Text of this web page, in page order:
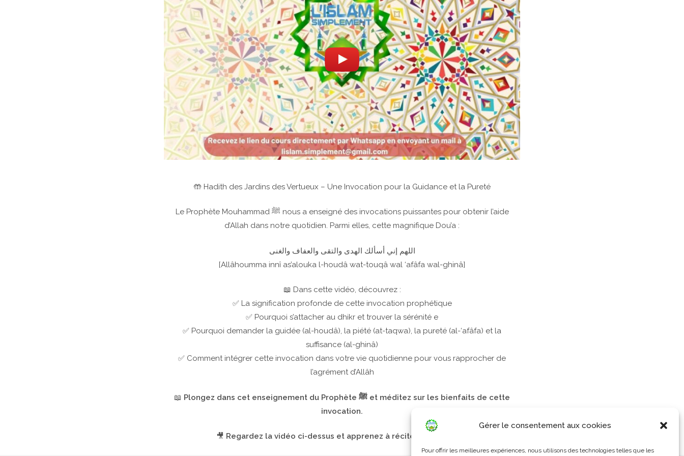
Gérer le consentement aux cookies
Pour offrir les meilleures expériences, nous utilisons des technologies telles que les
🤲 Hadith des Jardins des Vertueux – Une Invocation pour la Guidance et la Pureté
Le Prophète Mouhammad ﷺ nous a enseigné des invocations puissantes pour obtenir l’aide
d’Allah dans notre quotidien. Parmi elles, cette magnifique Dou’a :
اللهم إني أسألك الهدى والتقى والعفاف والغنى
[Allâhoumma innî as’alouka l-houdâ wat-touqâ wal ‘afâfa wal-ghinâ]
📖 Dans cette vidéo, découvrez :
✅ La signification profonde de cette invocation prophétique
✅ Pourquoi s’attacher au dhikr et trouver la sérénité e
✅ Pourquoi demander la guidée (al-houdâ), la piété (at-taqwa), la pureté (al-‘afâfa) et la
suffisance (al-ghinâ)
✅ Comment intégrer cette invocation dans votre vie quotidienne pour vous rapprocher de
l’agrément d’Allâh
📖 Plongez dans cet enseignement du Prophète ﷺ et méditez sur les bienfaits de cette
invocation.
🎥 Regardez la vidéo ci-dessus et apprenez à réciter cette Dou’a !